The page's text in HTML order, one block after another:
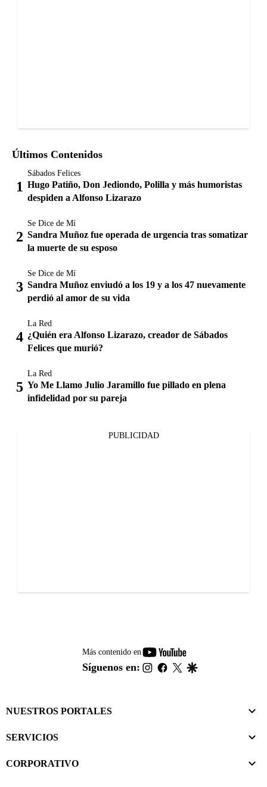
Últimos Contenidos
Sábados Felices
Hugo Patiño, Don Jediondo, Polilla y más humoristas
despiden a Alfonso Lizarazo
Se Dice de Mí
Sandra Muñoz fue operada de urgencia tras somatizar
la muerte de su esposo
Se Dice de Mí
Sandra Muñoz enviudó a los 19 y a los 47 nuevamente
perdió al amor de su vida
La Red
¿Quién era Alfonso Lizarazo, creador de Sábados
Felices que murió?
La Red
Yo Me Llamo Julio Jaramillo fue pillado en plena
infidelidad por su pareja
PUBLICIDAD
Más contenido en
youtube-
footer
Síguenos en: instagram
facebook
twitter
NUESTROS PORTALES
SERVICIOS
CORPORATIVO